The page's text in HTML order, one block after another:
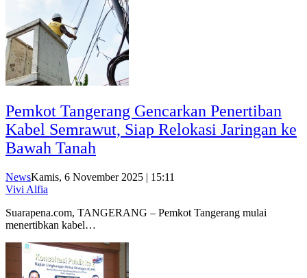
Pemkot Tangerang Gencarkan Penertiban
Kabel Semrawut, Siap Relokasi Jaringan ke
Bawah Tanah
NewsKamis, 6 November 2025 | 15:11
Vivi Alfia
Suarapena.com, TANGERANG – Pemkot Tangerang mulai
menertibkan kabel…